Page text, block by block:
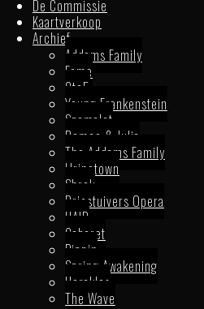
De Commissie
Kaartverkoop
Archief
Addams Family
Fame
9to5
Young Frankenstein
Spamalot
Romeo & Julia
The Addams Family
Urinetown
Shrek
Driestuivers Opera
HAIR
Cabaret
Pippin
Spring Awakening
Herakles
The Wave